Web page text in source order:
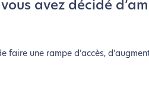
vous avez décidé
faire une rampe d’accès,